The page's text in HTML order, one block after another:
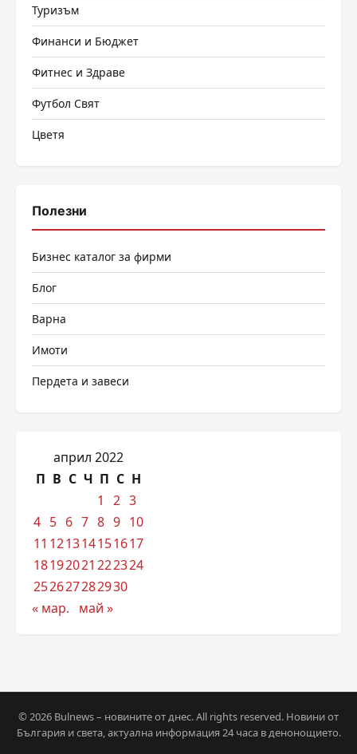
Туризъм
Финанси и Бюджет
Фитнес и Здраве
Футбол Свят
Цветя
Полезни
Бизнес каталог за фирми
Блог
Варна
Имоти
Пердета и завеси
април 2022
П В С Ч П С Н
1
2 3
4 5 6 7 8 9 10
11 121314151617
18192021 222324
252627282930
« мар.
май »
© 2026 Bulnews – новините от днес. All rights reserved. Новини от
България и света, актуална информация 24 часа в денонощието.